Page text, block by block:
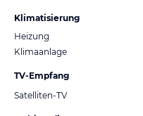
Klimatisierung
Heizung
Klimaanlage
TV-Empfang
Satelliten-TV